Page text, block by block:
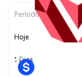
Período
Hoje
7 Dias